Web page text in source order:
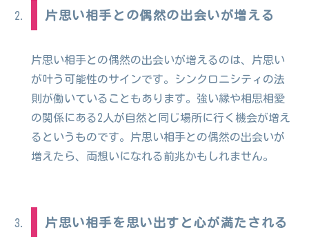
片思い相手との偶然の出会いが増える
片思い相手との偶然の出会いが増えるのは、片思い
が叶う可能性のサインです。シンクロニシティの法
則が働いていることもあります。強い縁や相思相愛
の関係にある2人が自然と同じ場所に行く機会が増え
るというものです。片思い相手との偶然の出会いが
増えたら、両想いになれる前兆かもしれません。
片思い相手を思い出すと心が満たされる